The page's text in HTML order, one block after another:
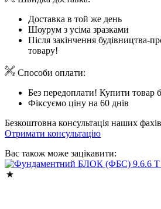
Доставка в той же день
Шоурум з усіма зразками
Після закінчення будівництва-
товару!
Способи оплати:
Без передоплати! Купити товар
Фіксуємо ціну на 60 днів
Безкоштовна консультація наших
Отримати консультацію
Вас також може зацікавити: